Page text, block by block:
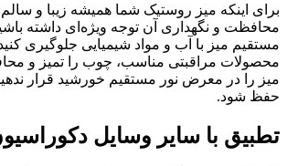
برای اینکه میز روستیک شما همیشه زیبا و سالم
محافظت و نگهداری آن توجه ویژه‌ای داشته
مستقیم میز با آب و مواد شیمیایی جلوگیری کنید
محصولات مراقبتی مناسب، چوب را تمیز و
میز را در معرض نور مستقیم خورشید قرار
حفظ شود.
تطبیق با سایر وسایل